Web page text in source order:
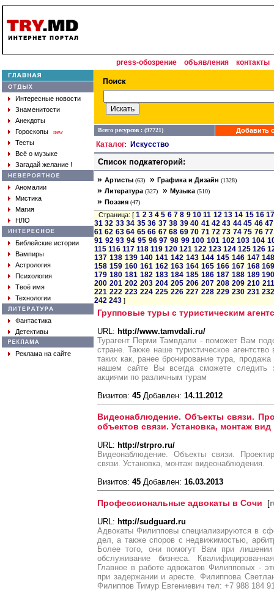
press-обозрение объявления контакты
Интересные новости
Знаменитости
Анекдоты
Гороскопы
new
Тесты
Всё о музыке
Загадай желание !
Аномалии
Мистика
Магия
НЛО
Библейские истории
Вампиры
Астрология
Психология
Твоё имя
Технологии
Фантастика
Детективы
Реклама на сайте
Всего ресурсов : (97721) Добавить
Каталог: Искусство
Список подкатегорий:
» Артисты (63) » Графика и Дизайн (1328)
» Литература (327) » Музыка (510)
» Поэзия (47)
Страница: [1 2 3 4 5 6 7 8 9 10 11 12 13 14 15 16
31 32 33 34 35 36 37 38 39 40 41 42 43 44 45 46 47
61 62 63 64 65 66 67 68 69 70 71 72 73 74 75 76 77
91 92 93 94 95 96 97 98 99 100 101 102 103 104
115 116 117 118 119 120 121 122 123 124 125 126
137 138 139 140 141 142 143 144 145 146 147
158 159 160 161 162 163 164 165 166 167 168
179 180 181 182 183 184 185 186 187 188 189
200 201 202 203 204 205 206 207 208 209 210 211
221 222 223 224 225 226 227 228 229 230 231
242 243 ]
Групповые туры с туристическим
URL: http://www.tamvdali.ru/
Турагент Перми Тамвдали - поможет Вам
стране. Также наше туристическое
таких как, ранее бронирование тура,
нашем сайте Вы всегда сможете следить
акциями по различным турам
Визитов: 45 Добавлен: 14.11.2012
Видеонаблюдение. Объекты связи.
объектов связи. Установка, монтаж вид
URL: http://strpro.ru/
Видеонаблюдение. Объекты связи.
связи. Установка, монтаж видеонаблюдения.
Визитов: 45 Добавлен: 16.03.2013
Профессиональные адвокаты в Сочи [
URL: http://sudguard.ru
Адвокаты Филипповы специализируются в
дел, а также споров с недвижимостью,
Более того, они помогут Вам при
обслуживание бизнеса.
Главное в работе адвокатов Филипповых -
при задержании и аресте. Филиппова
Филиппов Тимур Евгениевич тел: +7 988 184